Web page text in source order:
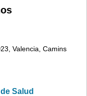
Valencia, Camins
Salud